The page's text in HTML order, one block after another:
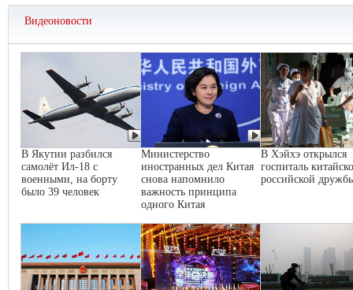
Видеоновости
В Якутии разбился
самолёт Ил-18 с
военными, на борту
было 39 человек
Министерство
иностранных дел Китая
снова напомнило
важность принципа
одного Китая
В Хэйхэ открылся
госпиталь
российской